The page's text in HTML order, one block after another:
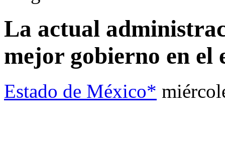
La actual
mejor gobierno en el
Estado de México*